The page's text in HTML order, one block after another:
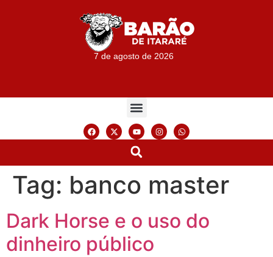
7 de agosto de 2026
Tag: banco master
Dark Horse e o uso do
dinheiro público